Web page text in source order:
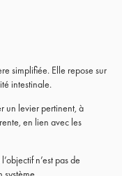
simplifiée. Elle repose sur
intestinale.
un levier pertinent, à
en lien avec les
n’est pas de